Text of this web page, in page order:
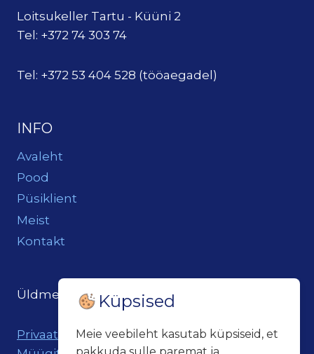
Loitsukeller Tartu - Küüni 2
Tel: +372 74 303 74
Tel: +372 53 404 528 (tööaegadel)
INFO
Avaleht
Pood
Püsiklient
Meist
Kontakt
Üldmeil: loits@loitsukeller.ee
Privaatsuspoliitika
Küpsised
Meie veebileht kasutab küpsiseid, et